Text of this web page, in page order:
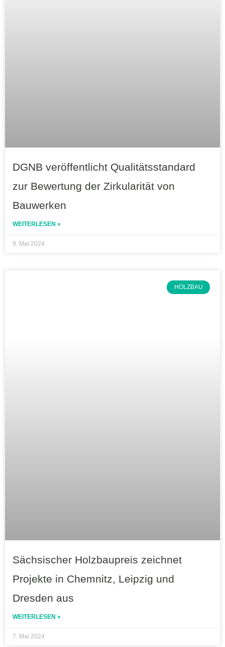
DGNB veröffentlicht Qualitätsstandard
zur Bewertung der Zirkularität von
Bauwerken
WEITERLESEN »
9. Mai 2024
HOLZBAU
Sächsischer Holzbaupreis zeichnet
Projekte in Chemnitz, Leipzig und
Dresden aus
WEITERLESEN »
7. Mai 2024